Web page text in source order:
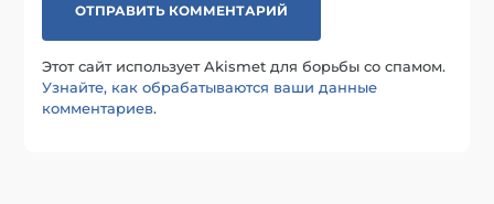
Этот сайт использует Akismet для борьбы со спамом.
Узнайте, как обрабатываются ваши данные
комментариев.